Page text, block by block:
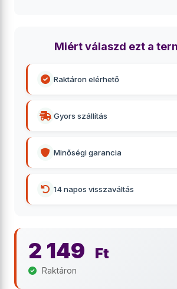
Miért válaszd ezt a
Raktáron elérhető
Gyors szállítás
Minőségi garancia
14 napos visszaváltás
2 149 Ft
Raktáron